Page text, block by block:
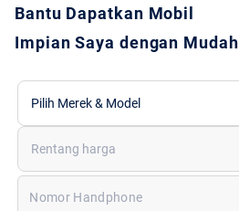
Bantu Dapatkan Mobil
Impian Saya dengan Mudah
Pilih Merek & Model
Rentang harga
Nomor Handphone